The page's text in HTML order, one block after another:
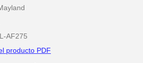
AF275
producto PDF